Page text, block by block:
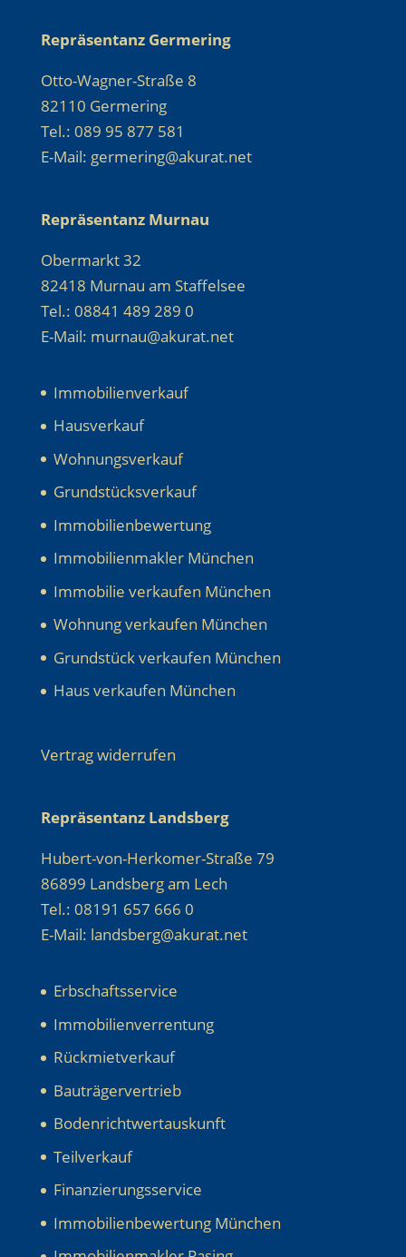
Repräsentanz Germering
Otto-Wagner-Straße 8
82110 Germering
Tel.: 089 95 877 581
E-Mail: germering@akurat.net
Repräsentanz Murnau
Obermarkt 32
82418 Murnau am Staffelsee
Tel.: 08841 489 289 0
E-Mail: murnau@akurat.net
Immobilienverkauf
Hausverkauf
Wohnungsverkauf
Grundstücksverkauf
Immobilienbewertung
Immobilienmakler München
Immobilie verkaufen München
Wohnung verkaufen München
Grundstück verkaufen München
Haus verkaufen München
Vertrag widerrufen
Repräsentanz Landsberg
Hubert-von-Herkomer-Straße 79
86899 Landsberg am Lech
Tel.: 08191 657 666 0
E-Mail: landsberg@akurat.net
Erbschaftsservice
Immobilienverrentung
Rückmietverkauf
Bauträgervertrieb
Bodenrichtwertauskunft
Teilverkauf
Finanzierungsservice
Immobilienbewertung München